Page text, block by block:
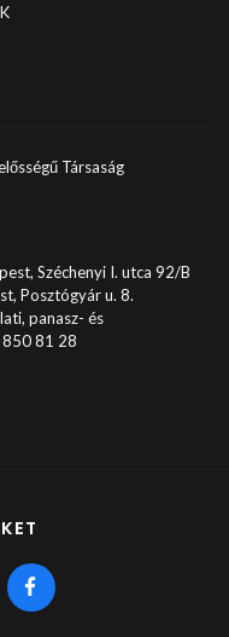
Társaság
Széchenyi I. utca 92/B
Posztógyár u. 8.
panasz- és
850 81 28